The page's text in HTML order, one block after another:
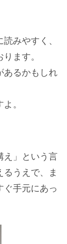
みやすく、
ます。
あるかもしれ
。
え」という言
うえで、ま
ぐ手元にあっ